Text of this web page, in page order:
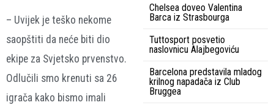
– Uvijek je teško nekome
saopštiti da neće biti dio
ekipe za Svjetsko prvenstvo.
Odlučili smo krenuti sa 26
igrača kako bismo imali
Chelsea doveo Valentina
Barca iz Strasbourga
Tuttosport posvetio
naslovnicu Alajbegoviću
Barcelona predstavila mladog
krilnog napadača iz Club
Bruggea